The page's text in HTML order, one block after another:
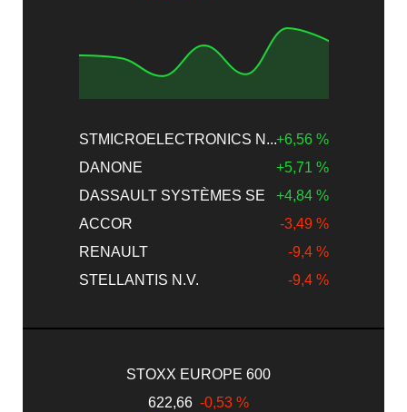
STMICROELECTRONICS N...+6,56 %
DANONE
+5,71 %
DASSAULT SYSTÈMES SE
+4,84 %
ACCOR
-3,49 %
RENAULT
-9,4 %
STELLANTIS N.V.
-9,4 %
STOXX EUROPE 600
622,66 -0,53 %